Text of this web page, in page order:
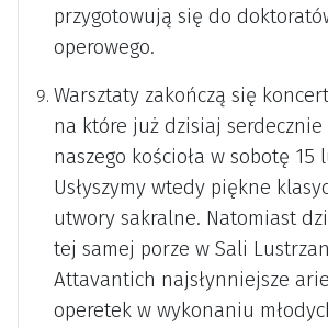
przygotowują się do
operowego.
Warsztaty zakończą się
na które już dzisiaj serdecznie
naszego kościoła w sobotę 15
Usłyszymy wtedy piękne
utwory sakralne. Natomiast
tej samej porze w Sali
Attavantich najsłynniejsze
operetek w wykonaniu